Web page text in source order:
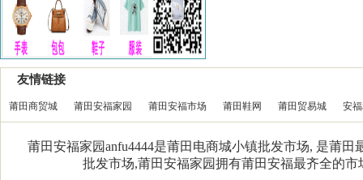
友情链接
莆田商贸城 莆田安福家园 莆田安福市场 莆田鞋网 莆田贸易城 安
莆田安福家园anfu4444是莆田电商城小镇批发市场, 是莆
批发市场,莆田安福家园拥有莆田安福最齐全的